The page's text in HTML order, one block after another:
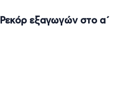
Ρεκόρ εξαγωγών στο α΄